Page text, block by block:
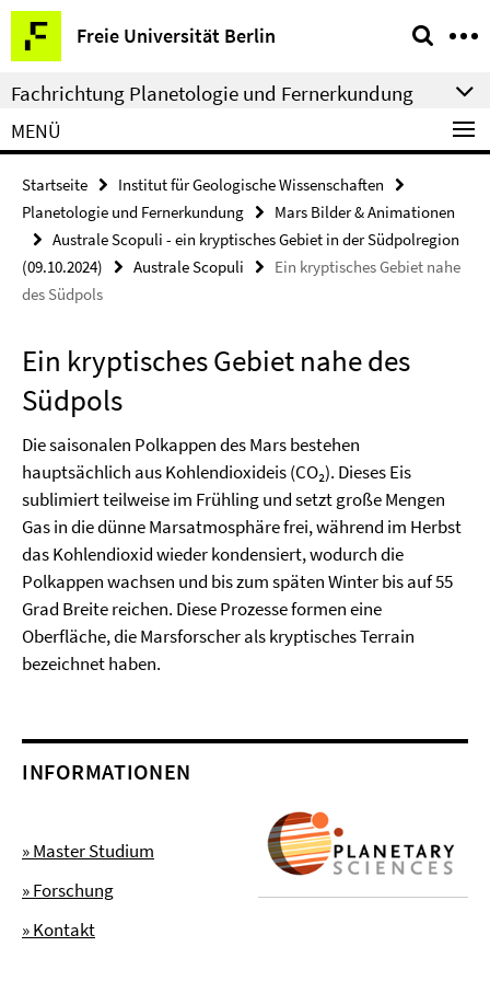
Springe
direkt
zu
Inhalt
Freie Universität Berlin
Service-
Navigation
Fachrichtung Planetologie und Fernerkundung
MENÜ
Startseite
Institut für Geologische Wissenschaften
Planetologie und Fernerkundung
Mars Bilder & Animationen
Australe Scopuli - ein kryptisches Gebiet in der Südpolregion
(09.10.2024)
Australe Scopuli
Ein kryptisches Gebiet nahe
des Südpols
Ein kryptisches Gebiet nahe des
Südpols
Die saisonalen Polkappen des Mars bestehen
hauptsächlich aus Kohlendioxideis (CO₂). Dieses Eis
sublimiert teilweise im Frühling und setzt große Mengen
Gas in die dünne Marsatmosphäre frei, während im Herbst
das Kohlendioxid wieder kondensiert, wodurch die
Polkappen wachsen und bis zum späten Winter bis auf 55
Grad Breite reichen. Diese Prozesse formen eine
Oberfläche, die Marsforscher als kryptisches Terrain
bezeichnet haben.
INFORMATIONEN
» Master Studium
» Forschung
» Kontakt